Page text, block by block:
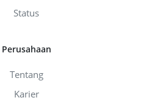
Status
Perusahaan
Tentang
Karier